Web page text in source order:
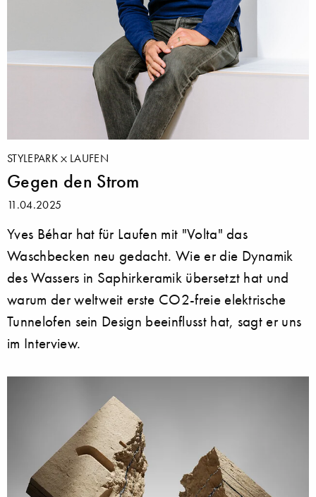
STYLEPARK LAUFEN
Gegen den Strom
11.04.2025
Yves Béhar hat für Laufen mit "Volta" das
Waschbecken neu gedacht. Wie er die Dynamik
des Wassers in Saphirkeramik übersetzt hat und
warum der weltweit erste CO2-freie elektrische
Tunnelofen sein Design beeinflusst hat, sagt er uns
im Interview.